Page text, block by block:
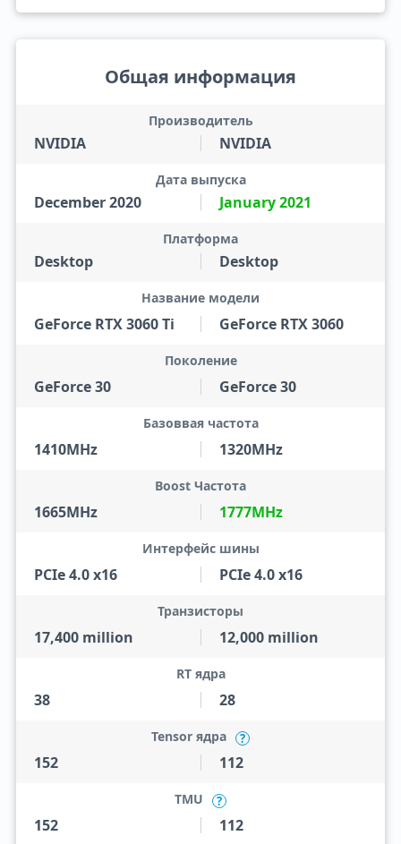
Общая информация
NVIDIA
Производитель
NVIDIA
December 2020
Дата выпуска
January 2021
Desktop
Платформа
Desktop
GeForce RTX 3060 Ti
Название модели
GeForce RTX 3060
GeForce 30
Поколение
GeForce 30
1410MHz
Базоввая частота
1320MHz
1665MHz
Boost Частота
1777MHz
PCIe 4.0 x16
Интерфейс шины
PCIe 4.0 x16
17,400 million
Транзисторы
12,000 million
38
RT ядра
28
152
Tensor ядра ?
112
152
TMU ?
112